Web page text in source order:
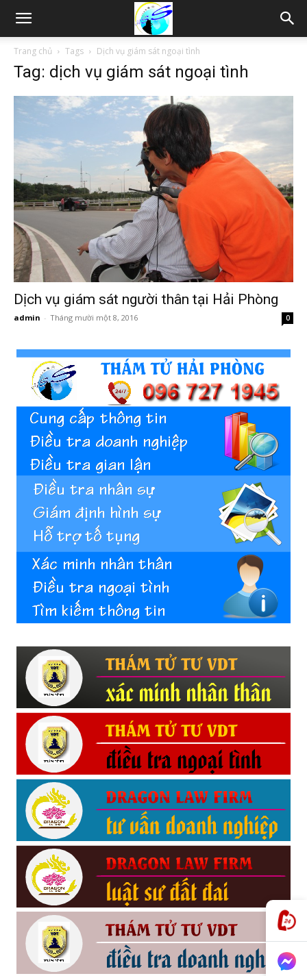
Thám
Hải
Phòng,
Tham
Phong,
phòng,
giss
phong,
Trang chủ Tags Dịch vụ giám sát ngoại tình
Tag: dịch vụ giám sát ngoại tình
Dịch vụ giám sát người thân tại Hải Phòng
admin - Tháng mười một 8, 2016 0